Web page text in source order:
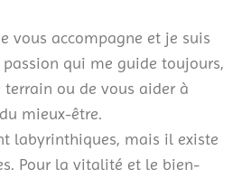
vous accompagne et je suis
qui me guide toujours,
ou de vous aider à
mieux-être.
labyrinthiques, mais il existe
Pour la vitalité et le bien-